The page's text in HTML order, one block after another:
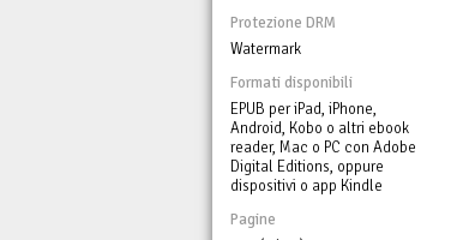
Protezione DRM
Watermark
Formati disponibili
EPUB per iPad, iPhone,
Android, Kobo o altri ebook
reader, Mac o PC con Adobe
Digital Editions, oppure
dispositivi o app Kindle
Pagine